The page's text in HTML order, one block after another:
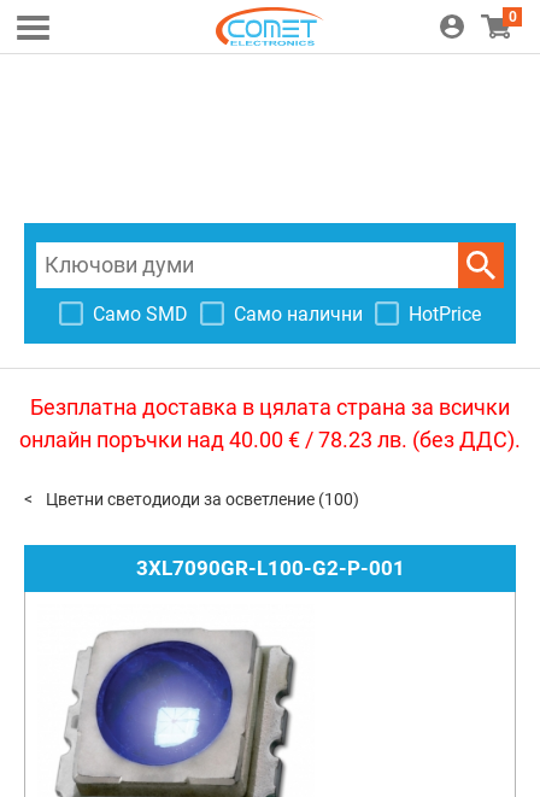
0
Само SMD Само налични HotPrice
Безплатна доставка в цялата страна за всички
онлайн поръчки над 40.00 € / 78.23 лв. (без ДДС).
Цветни светодиоди за осветление (100)
3XL7090GR-L100-G2-P-001